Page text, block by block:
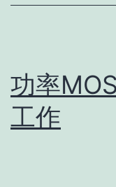
功率
工作